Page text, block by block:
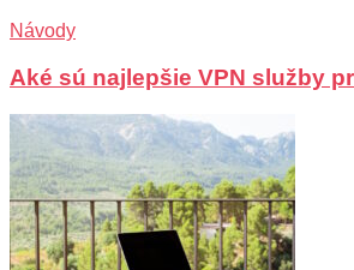
Návody
Aké sú najlepšie VPN služby